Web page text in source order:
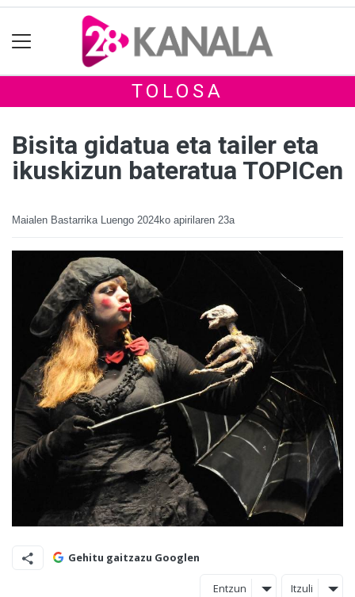
TOLOSA
Bisita gidatua eta tailer eta
ikuskizun bateratua TOPICen
Maialen Bastarrika Luengo 2024ko apirilaren 23a
Gehitu gaitzazu Googlen
Entzun Itzuli